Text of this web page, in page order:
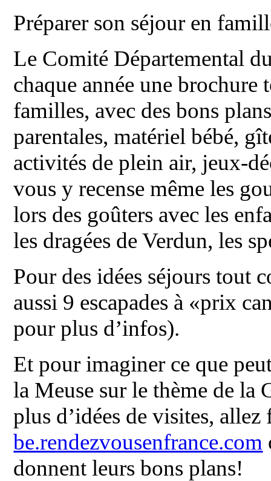
Préparer son séjour en
Le Comité Départemental
chaque année une
familles, avec des bons
parentales, matériel bébé,
activités de plein air, jeux-
vous y recense même les
lors des goûters avec les
les dragées de Verdun, les
Pour des idées séjours tout
aussi 9 escapades à «prix
pour plus d’infos).
Et pour imaginer ce que
la Meuse sur le thème de la
plus d’idées de visites,
be.rendezvousenfrance.com
donnent leurs bons plans!